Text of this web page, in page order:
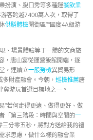
扮演、脫口秀等多種運餐飲業
客跨越7400萬人次，取得了
供膳體檢閑街區”“國度4A級游
、場景體驗等于一體的文商旅
，唐山宴從運營飯館開端，逐
，連續立一般勞檢異貿易形
財產融會。今朝， 巡檢推薦唐
游玩首選目標地之一。
”若何走得更遠、做得更好、做
「第三階段：時間與空間的一
分零五秒，將對方送給我的禮
求思慮，做什么樣的融會業